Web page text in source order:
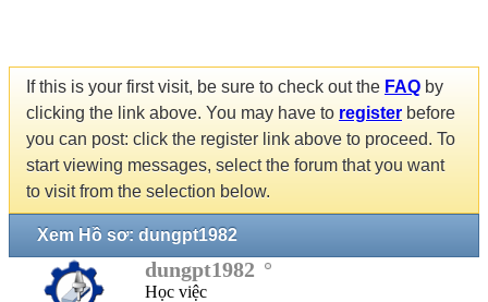
If this is your first visit, be sure to check out the FAQ by
clicking the link above. You may have to register before
you can post: click the register link above to proceed. To
start viewing messages, select the forum that you want
to visit from the selection below.
Xem Hồ sơ: dungpt1982
dungpt1982
Học việc